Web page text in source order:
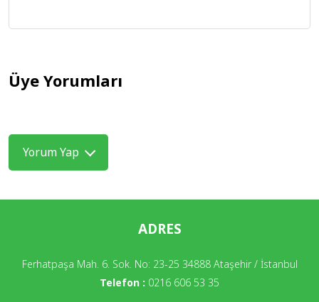
Üye Yorumları
Yorum Yap
ADRES
Ferhatpaşa Mah. 6. Sok. No: 23-25 34888 Ataşehir / İstanbul
Telefon : 0216 606 53 35